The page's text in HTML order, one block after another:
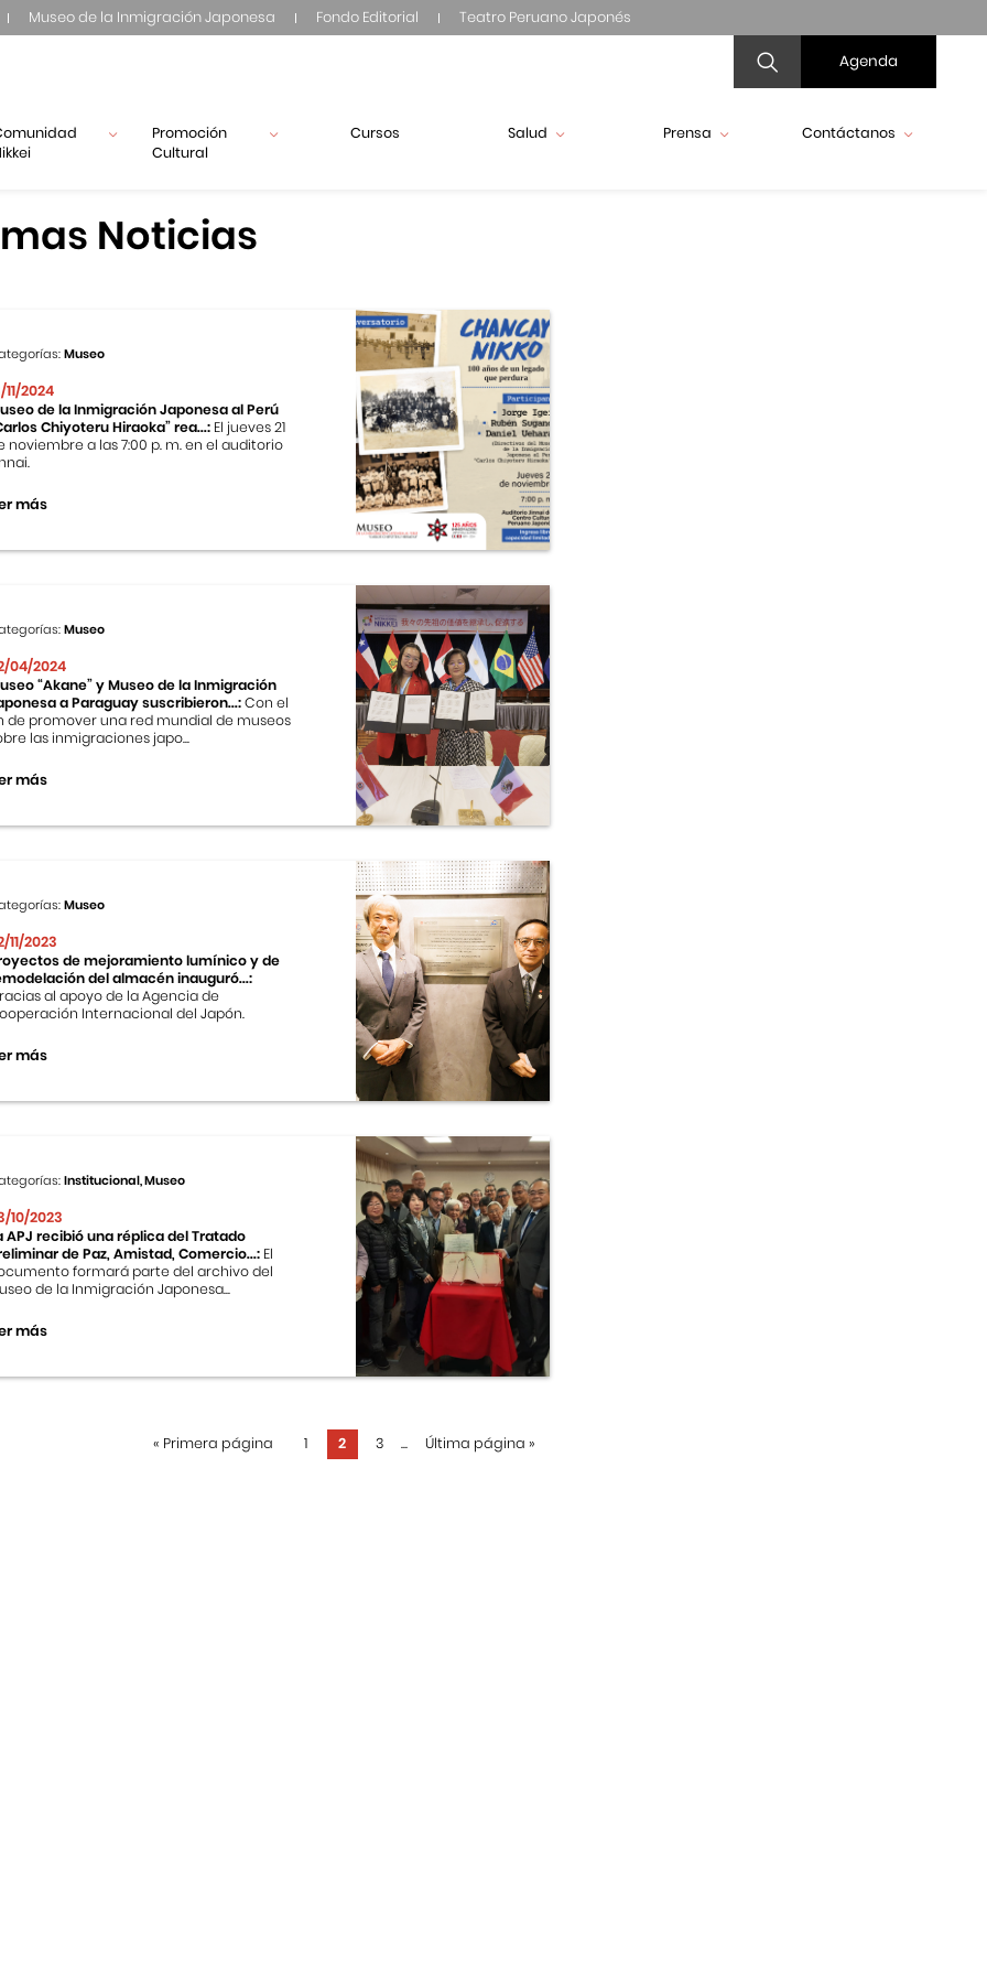
Museo de la Inmigración Japonesa Fondo Editorial Teatro Peruano Japonés
Agenda
Promoción
Cultural
Cursos Salud Prensa Contáctanos
Noticias
Museo
11/2024
de la Inmigración Japonesa al Perú
Chiyoteru Hiraoka” rea...: El jueves 21
noviembre a las 7:00 p. m. en el auditorio
más
Museo
04/2024
“Akane” y Museo de la Inmigración
a Paraguay suscribieron...:Con el
de promover una red mundial de museos
las inmigraciones japo...
más
Museo
11/2023
de mejoramiento lumínico y de
del almacén inauguró...:
al apoyo de la Agencia de
Internacional del Japón.
más
Institucional, Museo
10/2023
APJ recibió una réplica del Tratado
de Paz, Amistad, Comercio...: El
formará parte del archivo del
de la Inmigración Japonesa...
más
« Primera página 1 2 3 ... Última página »